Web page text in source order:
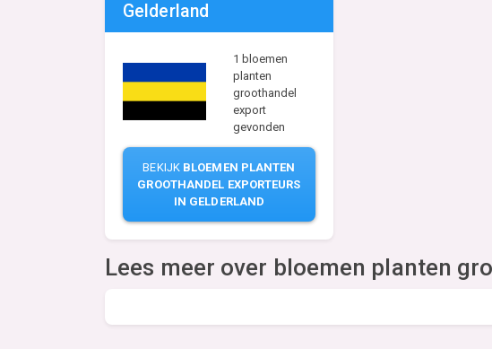
Gelderland
1 bloemen
planten
groothandel
export
gevonden
BEKIJK BLOEMEN PLANTEN
GROOTHANDEL EXPORTEURS
IN GELDERLAND
Lees meer over bloemen planten